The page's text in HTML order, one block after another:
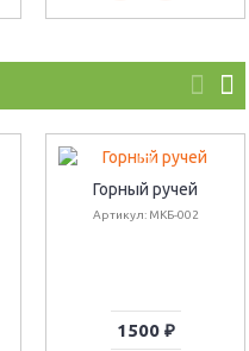
Горный ручей
Артикул: МКБ-002
1500 ₽